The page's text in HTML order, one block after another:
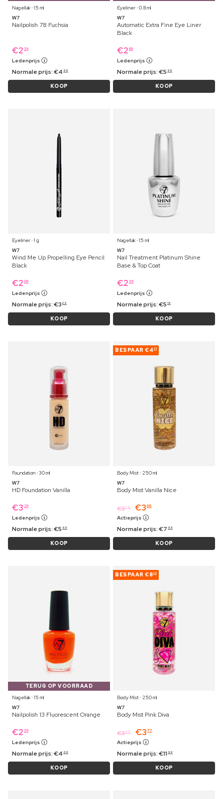
Nagellak ⋅ 15 ml
W7
Nailpolish 78 Fuchsia
€2 39
Ledenprijs
Normale prijs:€4 99
KOOP
Eyeliner ⋅ 0.8 ml
W7
Automatic Extra Fine Eye Liner
Black
€2 69
Ledenprijs
Normale prijs:€5 99
KOOP
Eyeliner ⋅ 1 g
W7
Wind Me Up Propelling Eye Pencil
Black
€2 09
Ledenprijs
Normale prijs:€3 29
KOOP
Nagellak ⋅ 15 ml
W7
Nail Treatment Platinum Shine
Base & Top Coat
€2 39
Ledenprijs
Normale prijs:€5 19
KOOP
Foundation ⋅ 30 ml
W7
HD Foundation Vanilla
€3 29
Ledenprijs
Normale prijs:€5 99
KOOP
BESPAAR €4 31
Body Mist ⋅ 250 ml
W7
Body Mist Vanilla Nice
€379 €3 68
Actieprijs
Normale prijs:€7 99
KOOP
TERUG OP VOORRAAD
Nagellak ⋅ 15 ml
W7
Nailpolish 13 Fluorescent Orange
€2 39
Ledenprijs
Normale prijs:€4 99
KOOP
BESPAAR €822
Body Mist ⋅ 250 ml
W7
Body Mist Pink Diva
€3 89 €3 77
Actieprijs
Normale prijs:€11 99
KOOP